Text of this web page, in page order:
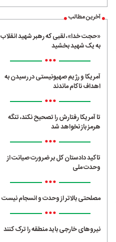
آخرین مطالب
«حجت خدا»، لقبی که رهبر شهید انقلاب
به یک شهید بخشید
•••
آمریکا و رژیم صهیونیستی در رسیدن به
اهداف ناکام ماندند
•••
تا آمریکا رفتارش را تصحیح نکند، تنگه
هرمز باز نخواهد شد
•••
تاکید دادستان کل بر ضرورت صیانت از
وحدت ملی
•••
مصلحتی بالاتر از وحدت و انسجام نیست
•••
نیروهای خارجی باید منطقه را ترک کنند